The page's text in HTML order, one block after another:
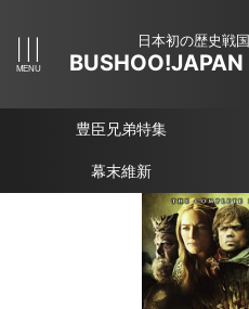
日本初の歴史戦
BUSHOO!JAPAN
豊臣兄弟特集
幕末維新